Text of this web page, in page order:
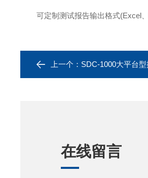
可定制测试报告输出格式(Excel
上一个： SDC-1000大平台
在线留言